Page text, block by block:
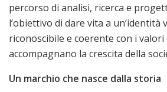
percorso di analisi, ricerca e
l’obiettivo di dare vita a un’identità
riconoscibile e coerente con i valori
accompagnano la crescita della
Un marchio che nasce dalla storia